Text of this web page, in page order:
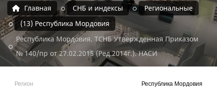
Главная СНБ и индексы
Региональные
(13) Республика Мордовия
Республика Мордовия. ТСНБ Утвержденная Приказом
№ 140/пр от 27.02.2015 (Ред.2014г.). НАСИ
Регион
Республика Мордовия